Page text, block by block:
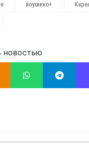
йоухикко+
новостью